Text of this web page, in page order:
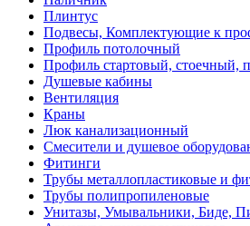
Плинтус
Подвесы, Комплектующие к
Профиль потолочный
Профиль стартовый, стоечный,
Душевые кабины
Вентиляция
Краны
Люк канализационный
Смесители и душевое
Фитинги
Трубы металлопластиковые и
Трубы полипропиленовые
Унитазы, Умывальники, Биде,